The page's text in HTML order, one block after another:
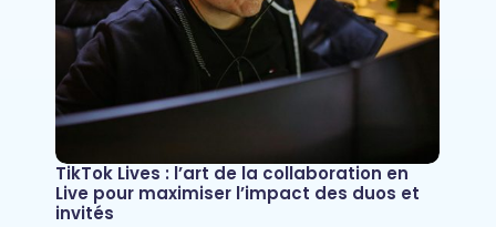
TikTok Lives : l’art de la collaboration en
Live pour maximiser l’impact des duos et
invités